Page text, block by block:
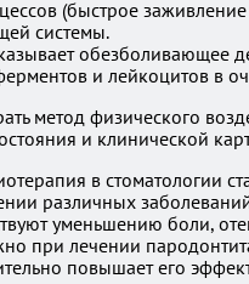
(быстрое
системы.
обезболивающее
и лейкоцитов в
метод физического
и клинической
в стоматологии
различных
уменьшению боли,
при лечении
повышает его